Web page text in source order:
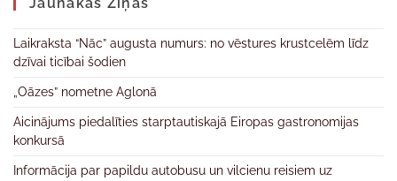
Laikraksta “Nāc” augusta numurs: no vēstures krustcelēm līdz
dzīvai ticībai šodien
„Oāzes” nometne Aglonā
Aicinājums piedalīties starptautiskajā Eiropas gastronomijas
konkursā
Informācija par papildu autobusu un vilcienu reisiem uz